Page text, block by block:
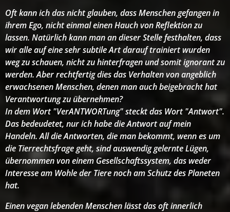
Oft kann ich das nicht glauben, dass Menschen gefangen in
ihrem Ego, nicht einmal einen Hauch von Reflektion zu
lassen. Natürlich kann man an dieser Stelle festhalten, dass
wir alle auf eine sehr subtile Art darauf trainiert wurden
weg zu schauen, nicht zu hinterfragen und somit ignorant zu
werden. Aber rechtfertig dies das Verhalten von angeblich
erwachsenen Menschen, denen man auch beigebracht hat
Verantwortung zu übernehmen?
In dem Wort "VerANTWORTung" steckt das Wort "Antwort".
Das bedeudetet, nur ich habe die Antwort auf mein
Handeln. All die Antworten, die man bekommt, wenn es um
die Tierrechtsfrage geht, sind auswendig gelernte Lügen,
übernommen von einem Gesellschaftssystem, das weder
Interesse am Wohle der Tiere noch am Schutz des Planeten
hat.
Einen vegan lebenden Menschen lässt das oft innerlich